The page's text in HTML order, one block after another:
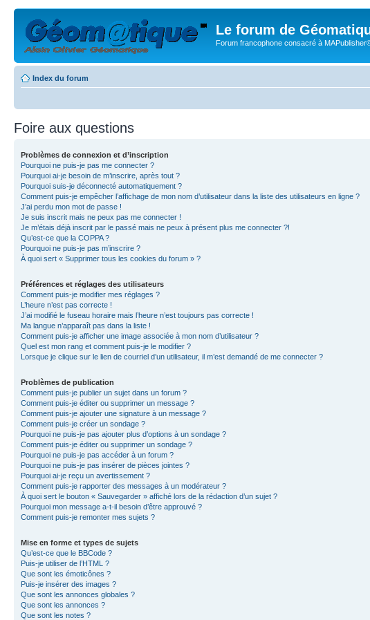
Le forum de
Forum francophone consacré à
Index du forum
Foire aux questions
Problèmes de connexion et d’inscription
Pourquoi ne puis-je pas me connecter ?
Pourquoi ai-je besoin de m’inscrire, après tout ?
Pourquoi suis-je déconnecté automatiquement ?
Comment puis-je empêcher l’affichage de mon nom d’utilisateur dans la liste des utilisateurs en ligne ?
J’ai perdu mon mot de passe !
Je suis inscrit mais ne peux pas me connecter !
Je m’étais déjà inscrit par le passé mais ne peux à présent plus me connecter ?!
Qu’est-ce que la COPPA ?
Pourquoi ne puis-je pas m’inscrire ?
À quoi sert « Supprimer tous les cookies du forum » ?
Préférences et réglages des utilisateurs
Comment puis-je modifier mes réglages ?
L’heure n’est pas correcte !
J’ai modifié le fuseau horaire mais l’heure n’est toujours pas correcte !
Ma langue n’apparaît pas dans la liste !
Comment puis-je afficher une image associée à mon nom d’utilisateur ?
Quel est mon rang et comment puis-je le modifier ?
Lorsque je clique sur le lien de courriel d’un utilisateur, il m’est demandé de me connecter ?
Problèmes de publication
Comment puis-je publier un sujet dans un forum ?
Comment puis-je éditer ou supprimer un message ?
Comment puis-je ajouter une signature à un message ?
Comment puis-je créer un sondage ?
Pourquoi ne puis-je pas ajouter plus d’options à un sondage ?
Comment puis-je éditer ou supprimer un sondage ?
Pourquoi ne puis-je pas accéder à un forum ?
Pourquoi ne puis-je pas insérer de pièces jointes ?
Pourquoi ai-je reçu un avertissement ?
Comment puis-je rapporter des messages à un modérateur ?
À quoi sert le bouton « Sauvegarder » affiché lors de la rédaction d’un sujet ?
Pourquoi mon message a-t-il besoin d’être approuvé ?
Comment puis-je remonter mes sujets ?
Mise en forme et types de sujets
Qu’est-ce que le BBCode ?
Puis-je utiliser de l’HTML ?
Que sont les émoticônes ?
Puis-je insérer des images ?
Que sont les annonces globales ?
Que sont les annonces ?
Que sont les notes ?